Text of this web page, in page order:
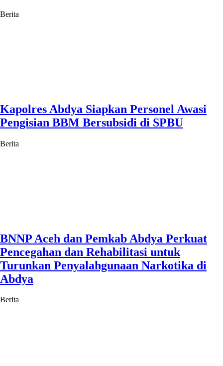
Berita
Kapolres Abdya Siapkan Personel Awasi
Pengisian BBM Bersubsidi di SPBU
Berita
BNNP Aceh dan Pemkab Abdya Perkuat
Pencegahan dan Rehabilitasi untuk
Turunkan Penyalahgunaan Narkotika di
Abdya
Berita